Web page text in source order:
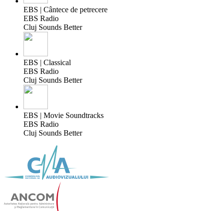
EBS | Cântece de petrecere
EBS Radio
Cluj Sounds Better
EBS | Classical
EBS Radio
Cluj Sounds Better
EBS | Movie Soundtracks
EBS Radio
Cluj Sounds Better